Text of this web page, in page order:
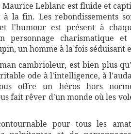
Leblanc est fluide et
la fin. Les rebondissements
l'humour est présent à
personnage charismatique
un homme à la fois séduisant
cambrioleur, est bien plus
ode à l'intelligence, à
offre un héros hors
fait rêver d'un monde où les
pour tous les